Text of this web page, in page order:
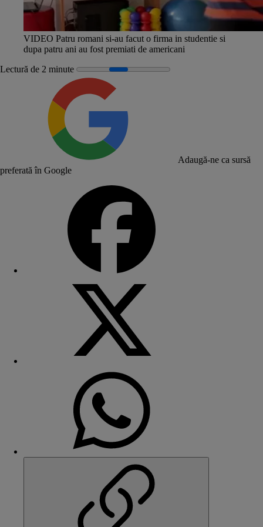
VIDEO Patru romani si-au facut o firma in studentie si
dupa patru ani au fost premiati de americani
Lectură de 2 minute
Adaugă-ne ca sursă
preferată în Google